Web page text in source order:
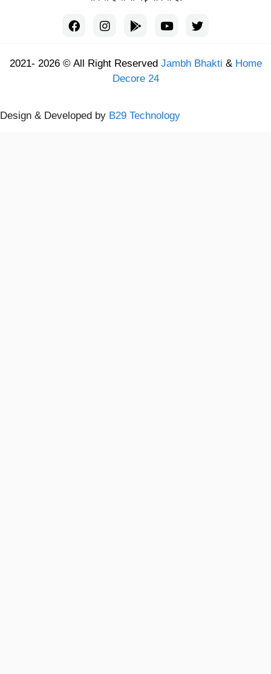
2021- 2026 © All Right Reserved Jambh Bhakti & Home
Decore 24
Design & Developed by B29 Technology